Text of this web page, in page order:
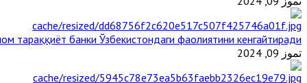
тараққиёт банки Ўзбекистондаги фаолиятини кенгайтиради
تموز 09, 2024